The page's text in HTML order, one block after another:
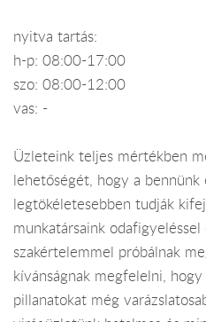
nyitva tartás:
h-p: 08:00-17:00
szo: 08:00-12:00
vas: -
Üzleteink teljes mértékben
lehetőségét, hogy a
legtökéletesebben tudják
munkatársaink
szakértelemmel próbálnak
kívánságnak megfelelni,
pillanatokat még